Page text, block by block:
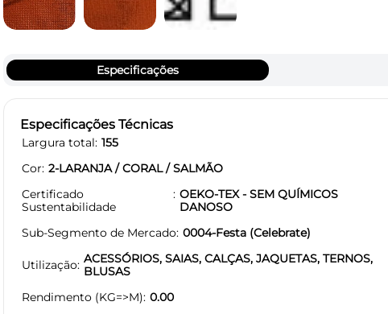
Especificações
Especificações Técnicas
Largura total 155
Cor 2-LARANJA / CORAL / SALMÃO
Certificado
Sustentabilidade
OEKO-TEX - SEM QUÍMICOS
DANOSO
Sub-Segmento de Mercado 0004-Festa (Celebrate)
Utilização ACESSÓRIOS, SAIAS, CALÇAS, JAQUETAS, TERNOS,
BLUSAS
Rendimento (KG=>M) 0.00